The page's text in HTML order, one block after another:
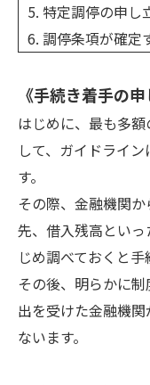
特定調停の申し
調停条項が確定
《手続き着手の
はじめに、最も多
して、ガイドライ
す。
その際、金融機関
先、借入残高とい
じめ調べておくと手
その後、明らかに
出を受けた金融機
ないます。